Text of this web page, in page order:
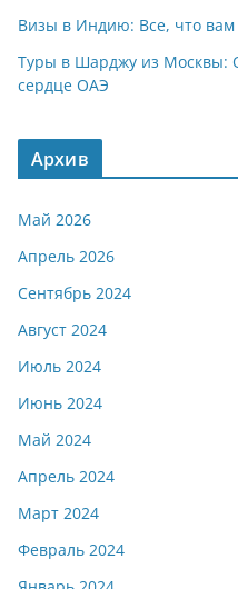
Визы в Индию: Все, что вам
Туры в Шарджу из Москвы:
сердце ОАЭ
Архив
Май 2026
Апрель 2026
Сентябрь 2024
Август 2024
Июль 2024
Июнь 2024
Май 2024
Апрель 2024
Март 2024
Февраль 2024